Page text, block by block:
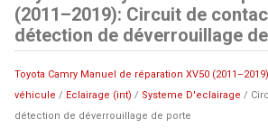
(2011–2019): Circuit de
détection de déverrouillage
Toyota Camry Manuel de réparation XV50 (2011–2019)
véhicule / Eclairage (int) / Systeme D'eclairage /
détection de déverrouillage de porte